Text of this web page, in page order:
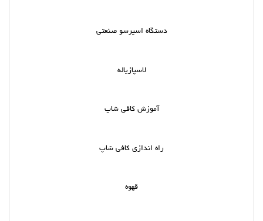
دستگاه اسپرسو صنعتی
لاسپازیاله
آموزش کافی شاپ
راه اندازی کافی شاپ
قهوه